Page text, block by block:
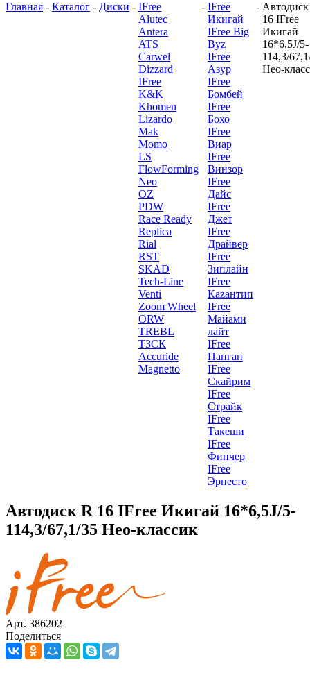
Главная - Каталог - Диски - IFree
Alutec
Antera
ATS
Carwel
Dizzard
IFree
K&K
Khomen
Lizardo
Mak
Momo
LS
FlowForming
Neo
OZ
PDW
Race Ready
Replica
Rial
RST
SKAD
Tech-Line
Venti
Zoom Wheel
ORW
TREBL
ТЗСК
Accuride
Magnetto
- IFree
Икигай
IFree Big
Byz
IFree
Азур
IFree
Бомбей
IFree
Бохо
IFree
Виар
IFree
Винзор
IFree
Дайс
IFree
Джет
IFree
Драйвер
IFree
Зиплайн
IFree
Каzантип
IFree
Майами
лайт
IFree
Панган
IFree
Скайрим
IFree
Страйк
IFree
Такеши
IFree
Финчер
IFree
Эрнесто
-
16 IFree
Икигай
16*6,5J/5-
114,3/
Нео-
Автодиск R 16 IFree Икигай 16*6,5J/5-
114,3/67,1/35 Нео-классик
Арт. 386202
Поделиться